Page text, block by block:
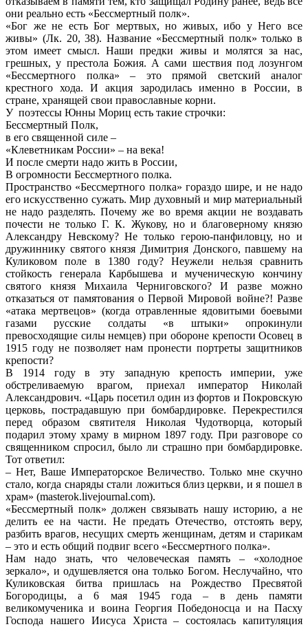
они реально есть «Бессмертный полк».
«Бог же не есть Бог мертвых, но живых, ибо у Него все
живы» (Лк. 20, 38). Название «Бессмертный полк» только в
этом имеет смысл. Наши предки живы и молятся за нас,
грешных, у престола Божия. А сами шествия под лозунгом
«Бессмертного полка» – это прямой светский аналог
крестного хода. И акция зародилась именно в России, в
стране, хранящей свои православные корни.
У поэтессы Юнны Мориц есть такие строчки:
Бессмертный Полк,
в его священной силе –
«Клеветникам России» – на века!
И после смерти надо жить в России,
В огромности Бессмертного полка.
Пространство «Бессмертного полка» гораздо шире, и не надо
его искусственно сужать. Мир духовный и мир материальный
не надо разделять. Почему же во время акции не воздавать
почести не только Г. К. Жукову, но и благоверному князю
Александру Невскому? Не только герою-панфиловцу, но и
дружиннику святого князя Димитрия Донского, павшему на
Куликовом поле в 1380 году? Неужели нельзя сравнить
стойкость генерала Карбышева и мученическую кончину
святого князя Михаила Черниговского? И разве можно
отказаться от памятования о Первой Мировой войне?! Разве
«атака мертвецов» (когда отравленные ядовитыми боевыми
газами русские солдаты «в штыки» опрокинули
превосходящие силы немцев) при обороне крепости Осовец в
1915 году не позволяет нам пронести портреты защитников
крепости?
В 1914 году в эту западную крепость империи, уже
обстреливаемую врагом, приехал император Николай
Александрович. «Царь посетил один из фортов и Покровскую
церковь, пострадавшую при бомбардировке. Перекрестился
перед образом святителя Николая Чудотворца, который
подарил этому храму в мирном 1897 году. При разговоре со
священником спросил, было ли страшно при бомбардировке.
Тот ответил:
– Нет, Ваше Императорское Величество. Только мне скучно
стало, когда снаряды стали ложиться близ церкви, и я пошел в
храм» (masterok.livejournal.com).
«Бессмертный полк» должен связывать нашу историю, а не
делить ее на части. Не предать Отечество, отстоять веру,
разбить врагов, несущих смерть женщинам, детям и старикам
– это и есть общий подвиг всего «Бессмертного полка».
Нам надо знать, что человеческая память – «холодное
зеркало», и одушевляется она только Богом. Неслучайно, что
Куликовская битва пришлась на Рождество Пресвятой
Богородицы, а 6 мая 1945 года – в день памяти
великомученика и воина Георгия Победоносца и на Пасху
Господа нашего Иисуса Христа – состоялась капитуляция